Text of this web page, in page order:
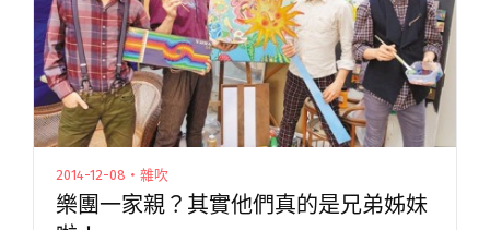
2014-12-08・雜吹
樂團一家親？其實他們真的是兄弟姊妹